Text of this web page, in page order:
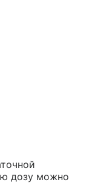
дозу можно